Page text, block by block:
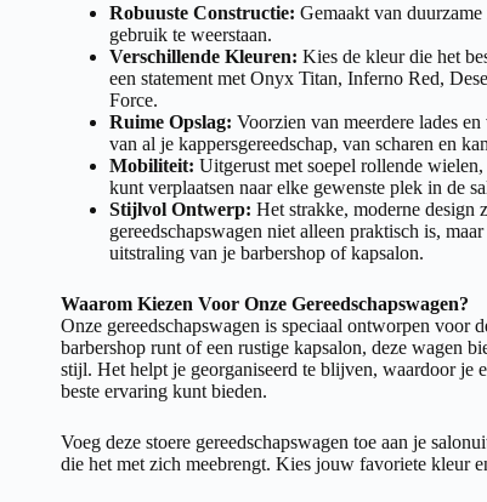
Robuuste Constructie: Gemaakt van
gebruik te weerstaan.
Verschillende Kleuren: Kies de kleur die het
een statement met Onyx Titan, Inferno Red,
Force.
Ruime Opslag: Voorzien van meerdere lades
van al je kappersgereedschap, van scharen en
Mobiliteit: Uitgerust met soepel rollende
kunt verplaatsen naar elke gewenste plek in de
Stijlvol Ontwerp: Het strakke, moderne design
gereedschapswagen niet alleen praktisch is,
uitstraling van je barbershop of kapsalon.
Waarom Kiezen Voor Onze Gereedschapswagen?
Onze gereedschapswagen is speciaal ontworpen voor
barbershop runt of een rustige kapsalon, deze wagen
stijl. Het helpt je georganiseerd te blijven, waardoor je
beste ervaring kunt bieden.
Voeg deze stoere gereedschapswagen toe aan je
die het met zich meebrengt. Kies jouw favoriete kleur